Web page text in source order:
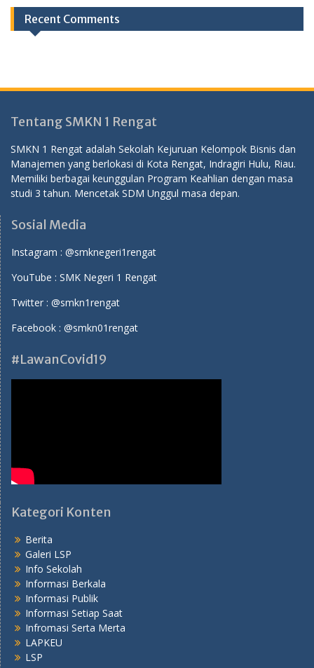
Recent Comments
Tentang SMKN 1 Rengat
SMKN 1 Rengat adalah Sekolah Kejuruan Kelompok Bisnis dan
Manajemen yang berlokasi di Kota Rengat, Indragiri Hulu, Riau.
Memiliki berbagai keunggulan Program Keahlian dengan masa
studi 3 tahun. Mencetak SDM Unggul masa depan.
Sosial Media
Instagram : @smknegeri1rengat
YouTube : SMK Negeri 1 Rengat
Twitter : @smkn1rengat
Facebook : @smkn01rengat
#LawanCovid19
Kategori Konten
Berita
Galeri LSP
Info Sekolah
Informasi Berkala
Informasi Publik
Informasi Setiap Saat
Infromasi Serta Merta
LAPKEU
LSP